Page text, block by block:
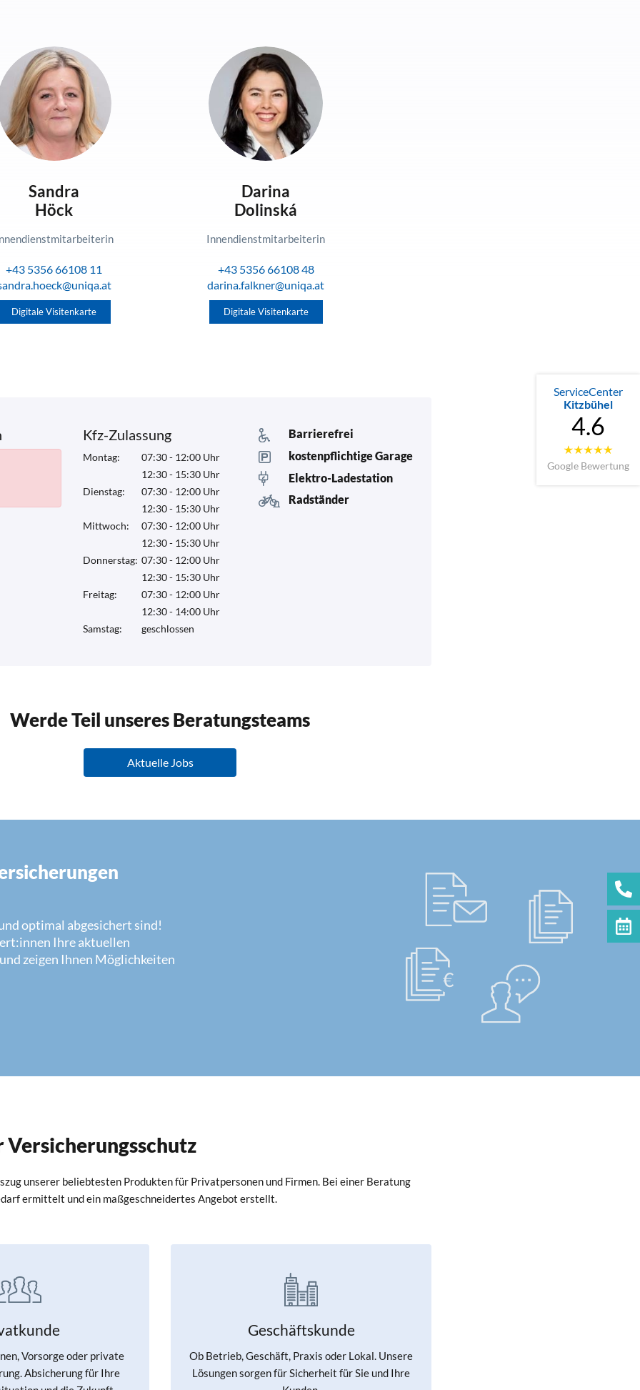
ServiceCenter
Kitzbühel
4.6
Google Bewertung
Sandra
Höck
+43 5356 66108 11
Digitale Visitenkarte
Darina
Dolinská
Innendienstmitarbeiterin
+43 5356 66108 48
darina.falkner@uniqa.at
Digitale Visitenkarte
Kfz-Zulassung
Montag:
07:30 - 12:00 Uhr
12:30 - 15:30 Uhr
Dienstag:
07:30 - 12:00 Uhr
12:30 - 15:30 Uhr
Mittwoch:
07:30 - 12:00 Uhr
12:30 - 15:30 Uhr
Donnerstag: 07:30 - 12:00 Uhr
12:30 - 15:30 Uhr
Freitag:
07:30 - 12:00 Uhr
12:30 - 14:00 Uhr
Samstag:
geschlossen
Barrierefrei
kostenpflichtige Garage
Elektro-Ladestation
Radständer
Werde Teil unseres Beratungsteams
Aktuelle Jobs
optimal abgesichert sind!
Ihre aktuellen
zeigen Ihnen Möglichkeiten
unserer beliebtesten Produkten für Privatpersonen und Firmen. Bei einer Beratung
ermittelt und ein maßgeschneidertes Angebot erstellt.
Vorsorge oder private
Absicherung für Ihre
Geschäftskunde
Ob Betrieb, Geschäft, Praxis oder Lokal. Unsere
Lösungen sorgen für Sicherheit für Sie und Ihre